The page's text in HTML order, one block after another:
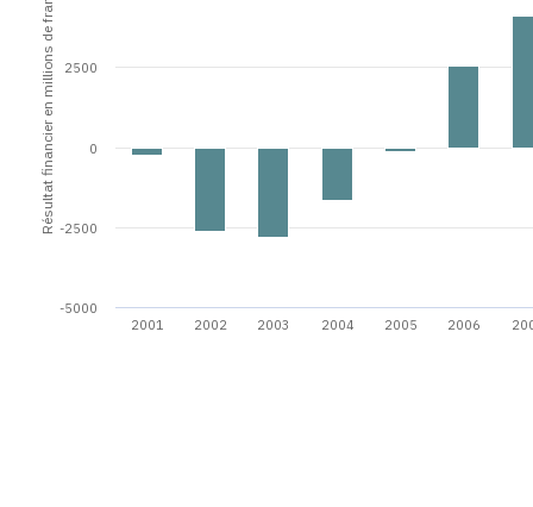
Résultat financier en millions de francs
2001 2002 2003 2004 2005 2006
0
-5000
-2500
2500